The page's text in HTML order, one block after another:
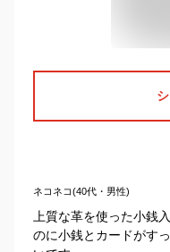
ネコネコ(40代・男性)
上質な革を使った小銭
のに小銭とカードがす